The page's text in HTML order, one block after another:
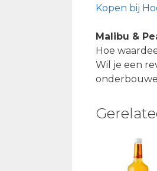
Kopen bij
Malibu &
Hoe
Wil je een